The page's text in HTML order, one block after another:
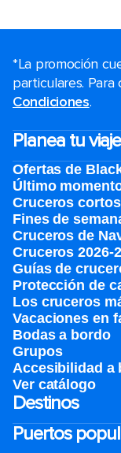
*La promoción
particulares. Para
Condiciones.
Planea tu viaje
Ofertas de
Último
Cruceros cortos
Fines de
Cruceros de
Cruceros 2026-
Guías de
Protección de
Los cruceros
Vacaciones en
Bodas a bordo
Grupos
Accesibilidad a
Ver catálogo
Destinos
Puertos